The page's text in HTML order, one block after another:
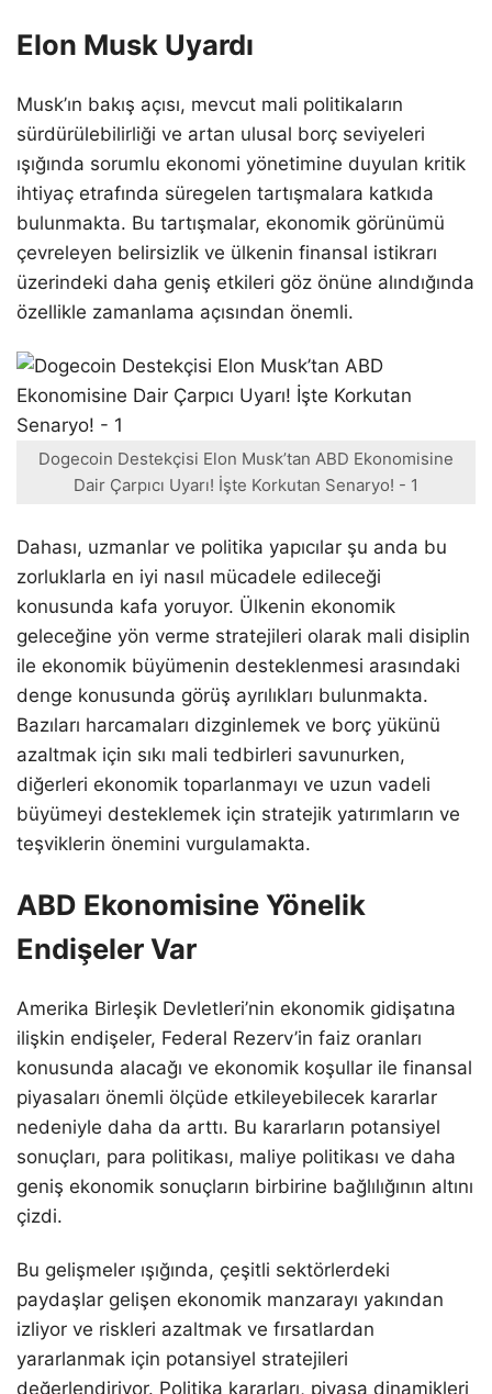
Elon Musk Uyardı
Musk’ın bakış açısı, mevcut mali politikaların
sürdürülebilirliği ve artan ulusal borç seviyeleri
ışığında sorumlu ekonomi yönetimine duyulan kritik
ihtiyaç etrafında süregelen tartışmalara katkıda
bulunmakta. Bu tartışmalar, ekonomik görünümü
çevreleyen belirsizlik ve ülkenin finansal istikrarı
üzerindeki daha geniş etkileri göz önüne alındığında
özellikle zamanlama açısından önemli.
Dogecoin Destekçisi Elon Musk’tan ABD Ekonomisine
Dair Çarpıcı Uyarı! İşte Korkutan Senaryo! - 1
Dahası, uzmanlar ve politika yapıcılar şu anda bu
zorluklarla en iyi nasıl mücadele edileceği
konusunda kafa yoruyor. Ülkenin ekonomik
geleceğine yön verme stratejileri olarak mali disiplin
ile ekonomik büyümenin desteklenmesi arasındaki
denge konusunda görüş ayrılıkları bulunmakta.
Bazıları harcamaları dizginlemek ve borç yükünü
azaltmak için sıkı mali tedbirleri savunurken,
diğerleri ekonomik toparlanmayı ve uzun vadeli
büyümeyi desteklemek için stratejik yatırımların ve
teşviklerin önemini vurgulamakta.
ABD Ekonomisine Yönelik
Endişeler Var
Amerika Birleşik Devletleri’nin ekonomik gidişatına
ilişkin endişeler, Federal Rezerv’in faiz oranları
konusunda alacağı ve ekonomik koşullar ile finansal
piyasaları önemli ölçüde etkileyebilecek kararlar
nedeniyle daha da arttı. Bu kararların potansiyel
sonuçları, para politikası, maliye politikası ve daha
geniş ekonomik sonuçların birbirine bağlılığının altını
çizdi.
Bu gelişmeler ışığında, çeşitli sektörlerdeki
paydaşlar gelişen ekonomik manzarayı yakından
izliyor ve riskleri azaltmak ve fırsatlardan
yararlanmak için potansiyel stratejileri
değerlendiriyor. Politika kararları, piyasa dinamikleri